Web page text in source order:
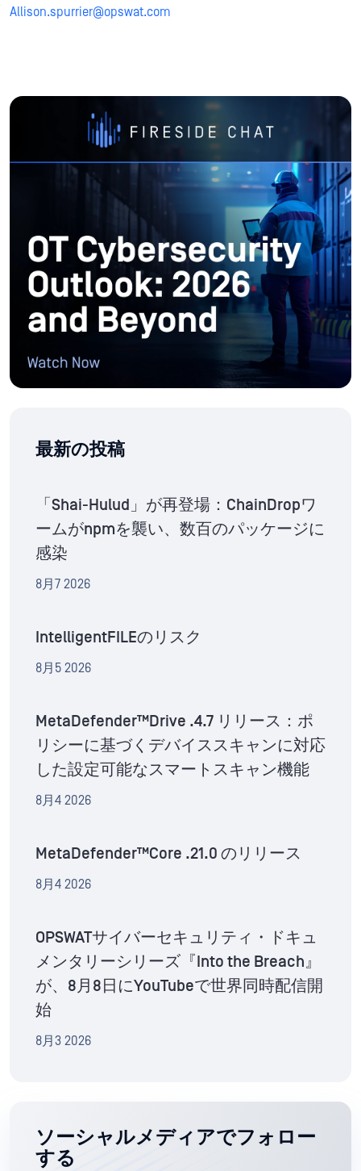
Allison.spurrier@opswat.com
最新の投稿
「Shai-Hulud」が再登場：ChainDropワ
ームがnpmを襲い、数百のパッケージに
感染
8月7 2026
IntelligentFILEのリスク
8月5 2026
MetaDefender™Drive .4.7 リリース：ポ
リシーに基づくデバイススキャンに対応
した設定可能なスマートスキャン機能
8月4 2026
MetaDefender™Core .21.0 のリリース
8月4 2026
OPSWATサイバーセキュリティ・ドキュ
メンタリーシリーズ『Into the Breach』
が、8月8日にYouTubeで世界同時配信開
始
8月3 2026
ソーシャルメディアでフォロー
する